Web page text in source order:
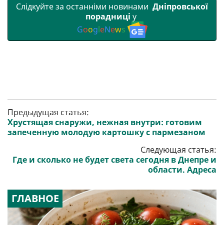
Слідкуйте за останніми новинами Дніпровської
порадниці у
GoogleNews
Предыдущая статья:
Хрустящая снаружи, нежная внутри: готовим
запеченную молодую картошку с пармезаном
Следующая статья:
Где и сколько не будет света сегодня в Днепре и
области. Адреса
ГЛАВНОЕ